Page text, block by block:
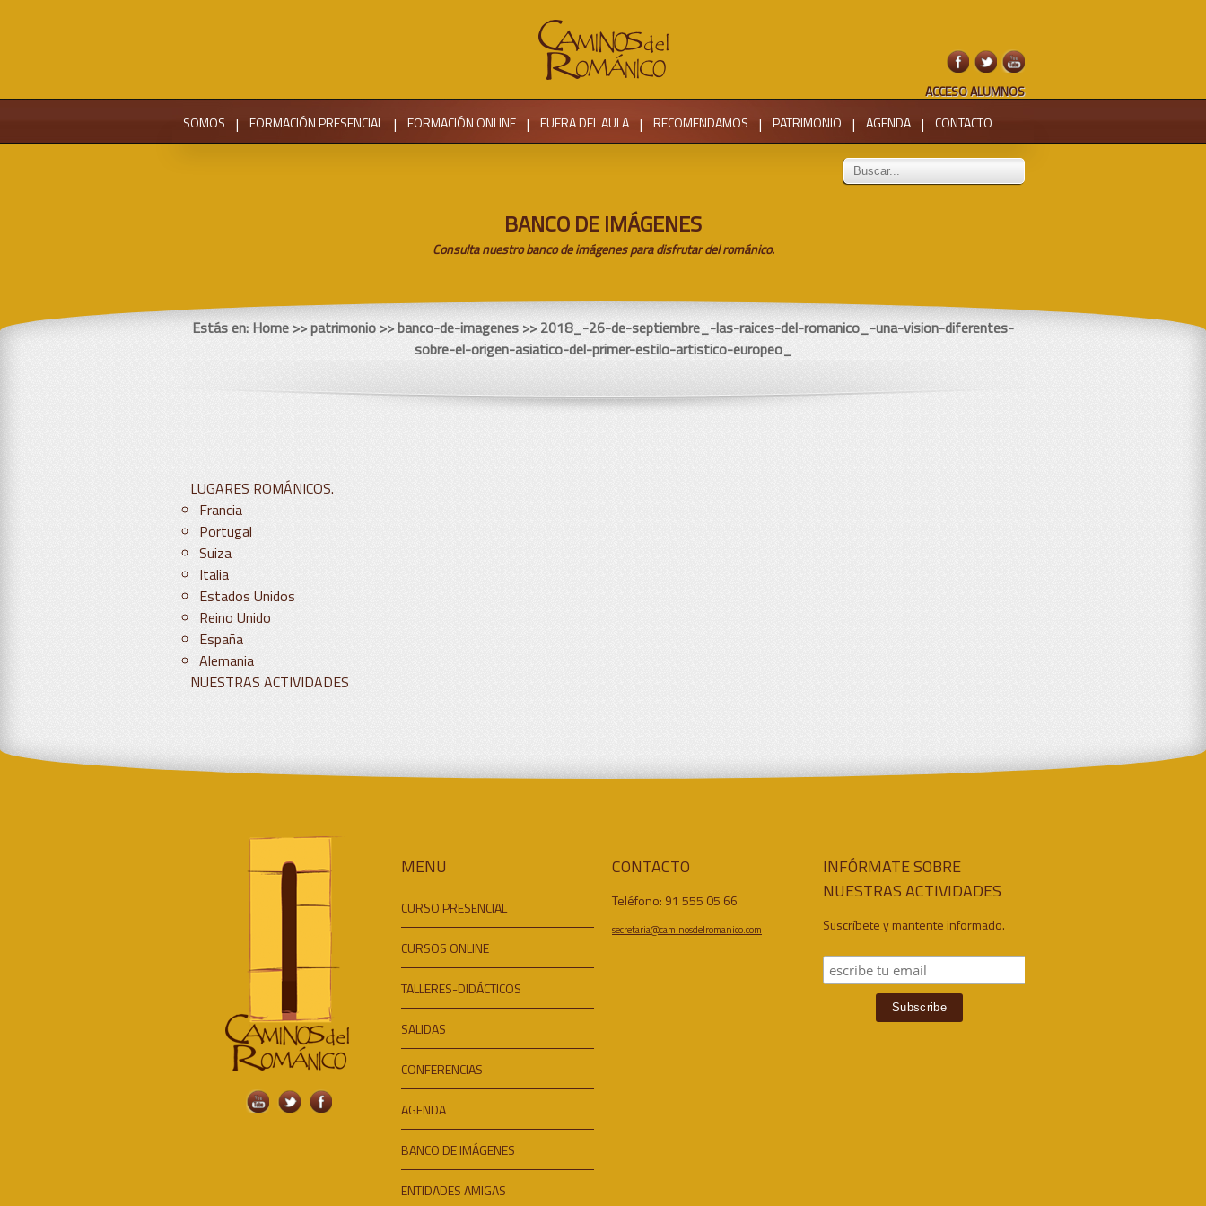
ACCESO ALUMNOS
SOMOS
| FORMACIÓN PRESENCIAL | FORMACIÓN ONLINE | FUERA DEL AULA | RECOMENDAMOS | PATRIMONIO | AGENDA | CONTACTO
BANCO DE IMÁGENES
Consulta nuestro banco de imágenes para disfrutar del románico.
Estás en: Home >> patrimonio >> banco-de-imagenes >> 2018_-26-de-septiembre_-las-raices-del-romanico_-una-vision-diferentes-
sobre-el-origen-asiatico-del-primer-estilo-artistico-europeo_
LUGARES ROMÁNICOS.
Francia
Portugal
Suiza
Italia
Estados Unidos
Reino Unido
España
Alemania
NUESTRAS ACTIVIDADES
MENU
CURSO PRESENCIAL
CURSOS ONLINE
TALLERES-DIDÁCTICOS
SALIDAS
CONFERENCIAS
AGENDA
BANCO DE IMÁGENES
ENTIDADES AMIGAS
CONTACTO
Teléfono: 91 555 05 66
secretaria@caminosdelromanico.com
INFÓRMATE SOBRE
NUESTRAS ACTIVIDADES
Suscríbete y mantente informado.